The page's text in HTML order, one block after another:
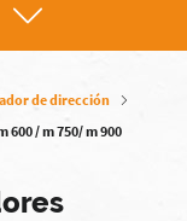
de dirección
/ m 750/ m 900